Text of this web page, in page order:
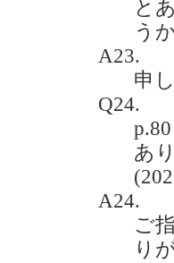
と
う
A23.
申
Q24.
あ
A24.
ご
り